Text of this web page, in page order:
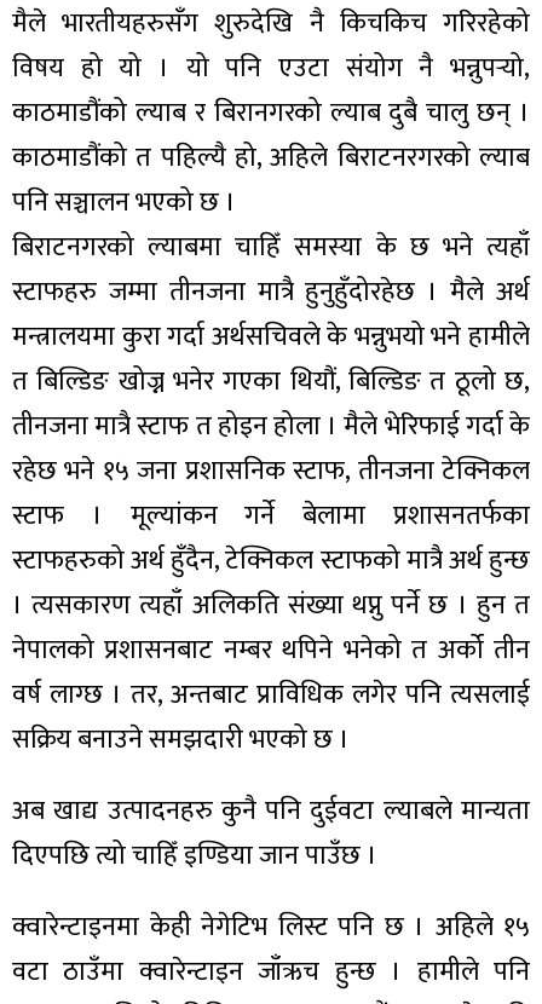
मैले भारतीयहरुसँग शुरुदेखि नै किचकिच गरिरहेको
विषय हो यो । यो पनि एउटा संयोग नै भन्नुपर्‍यो,
काठमाडौंको ल्याब र बिरानगरको ल्याब दुबै चालु छन् ।
काठमाडौंको त पहिल्यै हो, अहिले बिराटनरगरको ल्याब
पनि सञ्चालन भएको छ ।
बिराटनगरको ल्याबमा चाहिँ समस्या के छ भने त्यहाँ
स्टाफहरु जम्मा तीनजना मात्रै हुनुहुँदोरहेछ । मैले अर्थ
मन्त्रालयमा कुरा गर्दा अर्थसचिवले के भन्नुभयो भने हामीले
त बिल्डिङ खोज्न भनेर गएका थियौं, बिल्डिङ त ठूलो छ,
तीनजना मात्रै स्टाफ त होइन होला । मैले भेरिफाई गर्दा के
रहेछ भने १५ जना प्रशासनिक स्टाफ, तीनजना टेक्निकल
स्टाफ । मूल्यांकन गर्ने बेलामा प्रशासनतर्फका
स्टाफहरुको अर्थ हुँदैन, टेक्निकल स्टाफको मात्रै अर्थ हुन्छ
। त्यसकारण त्यहाँ अलिकति संख्या थप्नु पर्ने छ । हुन त
नेपालको प्रशासनबाट नम्बर थपिने भनेको त अर्को तीन
वर्ष लाग्छ । तर, अन्तबाट प्राविधिक लगेर पनि त्यसलाई
सक्रिय बनाउने समझदारी भएको छ ।
अब खाद्य उत्पादनहरु कुनै पनि दुईवटा ल्याबले मान्यता
दिएपछि त्यो चाहिँ इण्डिया जान पाउँछ ।
क्वारेन्टाइनमा केही नेगेटिभ लिस्ट पनि छ । अहिले १५
वटा ठाउँमा क्वारेन्टाइन जाँऋच हुन्छ । हामीले पनि